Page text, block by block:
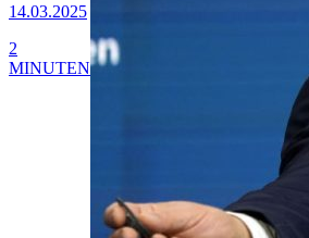
14.03.2025
2
MINUTEN